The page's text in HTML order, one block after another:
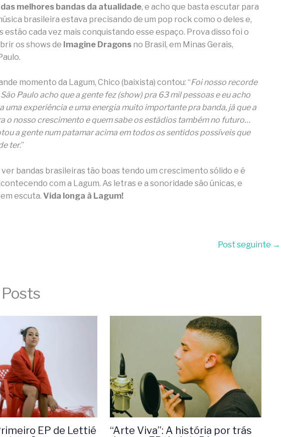
melhores bandas da atualidade, e acho que basta escutar para
brasileira estava precisando de um pop rock como o deles e,
estão cada vez mais conquistando esse espaço. Prova disso foi o
os shows de Imagine Dragons no Brasil, em Minas Gerais,
momento da Lagum, Chico (baixista) contou: “Foi nosso recorde
Paulo acho que a gente fez (show) pra 63 mil pessoas e eu acho
uma experiência e uma energia muito importante pra banda, já que a
o nosso crescimento e quem sabe os estádios também no futuro…
a gente num patamar acima em todos os sentidos possíveis que
ter.”
ver bandas brasileiras tão boas tendo um crescimento sólido e é
com a Lagum. As letras e a sonoridade são únicas, e
escuta. Vida longa à Lagum!
Post seguinte →
EP de Lettié
“Arte Viva”: A história por trás